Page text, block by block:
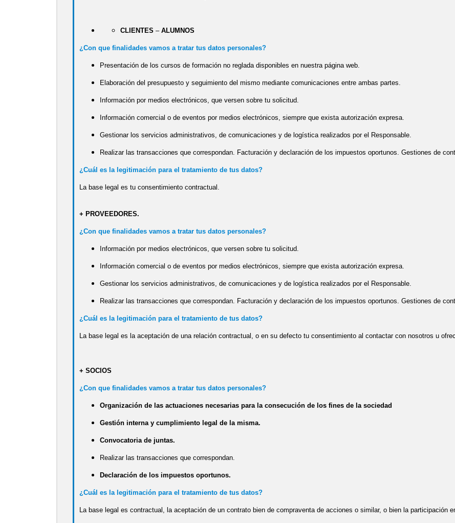
CLIENTES – ALUMNOS
¿Con que finalidades vamos a tratar tus datos personales?
Presentación de los cursos de formación no reglada disponibles en nuestra página web.
Elaboración del presupuesto y seguimiento del mismo mediante comunicaciones entre ambas partes.
Información por medios electrónicos, que versen sobre tu solicitud.
Información comercial o de eventos por medios electrónicos, siempre que exista autorización expresa.
Gestionar los servicios administrativos, de comunicaciones y de logística realizados por el Responsable.
Realizar las transacciones que correspondan. Facturación y declaración de los impuestos oportunos. Gestiones de
¿Cuál es la legitimación para el tratamiento de tus datos?
La base legal es tu consentimiento contractual.
+ PROVEEDORES.
¿Con que finalidades vamos a tratar tus datos personales?
Información por medios electrónicos, que versen sobre tu solicitud.
Información comercial o de eventos por medios electrónicos, siempre que exista autorización expresa.
Gestionar los servicios administrativos, de comunicaciones y de logística realizados por el Responsable.
Realizar las transacciones que correspondan. Facturación y declaración de los impuestos oportunos. Gestiones de
¿Cuál es la legitimación para el tratamiento de tus datos?
La base legal es la aceptación de una relación contractual, o en su defecto tu consentimiento al contactar con nosotros u
+ SOCIOS
¿Con que finalidades vamos a tratar tus datos personales?
Organización de las actuaciones necesarias para la consecución de los fines de la sociedad
Gestión interna y cumplimiento legal de la misma.
Convocatoria de juntas.
Realizar las transacciones que correspondan.
Declaración de los impuestos oportunos.
¿Cuál es la legitimación para el tratamiento de tus datos?
La base legal es contractual, la aceptación de un contrato bien de compraventa de acciones o similar, o bien la participación